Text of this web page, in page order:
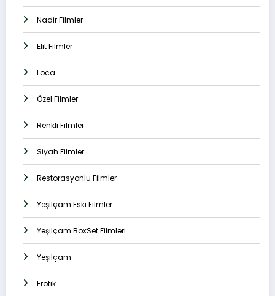
Nadir Filmler
Elit Filmler
Loca
Özel Filmler
Renkli Filmler
Siyah Filmler
Restorasyonlu Filmler
Yeşilçam Eski Filmler
Yeşilçam BoxSet Filmleri
Yeşilçam
Erotik